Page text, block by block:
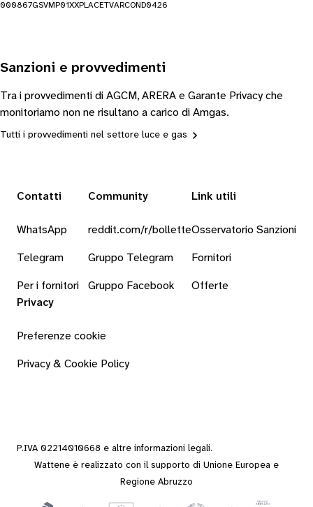
000867GSVMP01XXPLACETVARCOND0426
Sanzioni e provvedimenti
Tra i provvedimenti di AGCM, ARERA e Garante Privacy che
monitoriamo non ne risultano a carico di Amgas.
Tutti i provvedimenti nel settore luce e gas
Contatti
WhatsApp
Telegram
Per i fornitori
Community
reddit.com/r/bollette
Gruppo Telegram
Gruppo Facebook
Link utili
Osservatorio Sanzioni
Fornitori
Offerte
Privacy
Preferenze cookie
Privacy & Cookie Policy
P.IVA 02214010668 e altre informazioni legali.
Wattene è realizzato con il supporto di Unione Europea e
Regione Abruzzo